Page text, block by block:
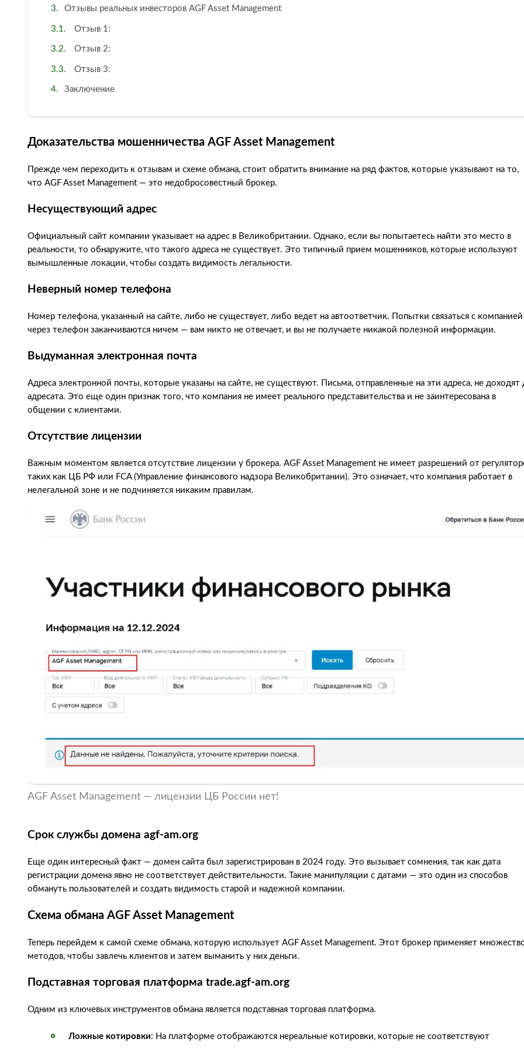
Отзывы реальных инвесторов AGF Asset Management
Отзыв 1:
Отзыв 2:
Отзыв 3:
Заключение
Доказательства мошенничества AGF Asset Management
Прежде чем переходить к отзывам и схеме обмана, стоит обратить внимание на ряд фактов, которые указывают на то,
что AGF Asset Management — это недобросовестный брокер.
Несуществующий адрес
Официальный сайт компании указывает на адрес в Великобритании. Однако, если вы попытаетесь найти это место в
реальности, то обнаружите, что такого адреса не существует. Это типичный прием мошенников, которые используют
вымышленные локации, чтобы создать видимость легальности.
Неверный номер телефона
Номер телефона, указанный на сайте, либо не существует, либо ведет на автоответчик. Попытки связаться с компанией
через телефон заканчиваются ничем — вам никто не отвечает, и вы не получаете никакой полезной информации.
Выдуманная электронная почта
Адреса электронной почты, которые указаны на сайте, не существуют. Письма, отправленные на эти адреса, не доходят
адресата. Это еще один признак того, что компания не имеет реального представительства и не заинтересована в
общении с клиентами.
Отсутствие лицензии
Важным моментом является отсутствие лицензии у брокера. AGF Asset Management не имеет разрешений от
таких как ЦБ РФ или FCA (Управление финансового надзора Великобритании). Это означает, что компания работает в
нелегальной зоне и не подчиняется никаким правилам.
AGF Asset Management — лицензии ЦБ России нет!
Срок службы домена agf-am.org
Еще один интересный факт — домен сайта был зарегистрирован в 2024 году. Это вызывает сомнения, так как дата
регистрации домена явно не соответствует действительности. Такие манипуляции с датами — это один из способов
обмануть пользователей и создать видимость старой и надежной компании.
Схема обмана AGF Asset Management
Теперь перейдем к самой схеме обмана, которую использует AGF Asset Management. Этот брокер применяет
методов, чтобы завлечь клиентов и затем выманить у них деньги.
Подставная торговая платформа trade.agf-am.org
Одним из ключевых инструментов обмана является подставная торговая платформа.
Ложные котировки: На платформе отображаются нереальные котировки, которые не соответствуют